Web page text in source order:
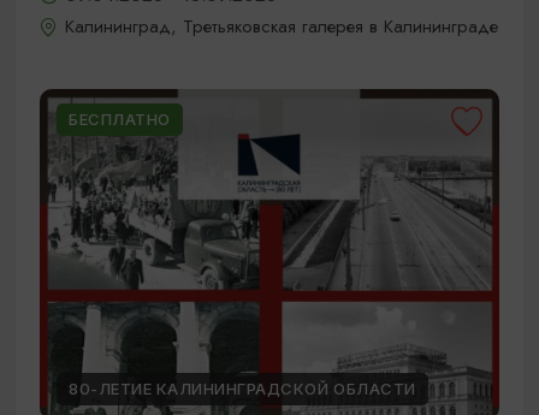
Калининград, Третьяковская галерея в Калининграде
БЕСПЛАТНО
80-ЛЕТИЕ КАЛИНИНГРАДСКОЙ ОБЛАСТИ